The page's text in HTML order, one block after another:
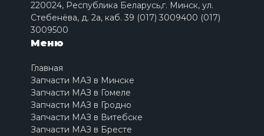
220024, Республика Беларусь,г. Минск, ул.
Стебенёва, д. 2a, каб. 39 (017) 3009400 (017)
3009500
Меню
Главная
Запчасти МАЗ в Минске
Запчасти МАЗ в Гомеле
Запчасти МАЗ в Гродно
Запчасти МАЗ в Витебске
Запчасти МАЗ в Бресте